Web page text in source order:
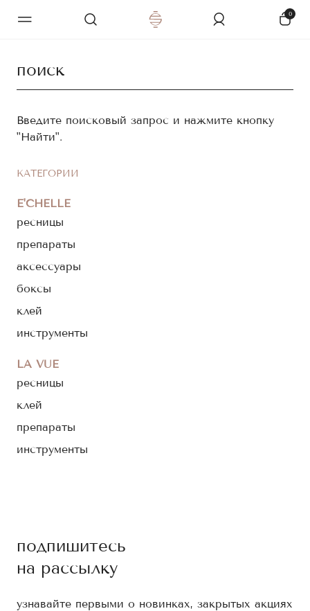
0
Введите поисковый запрос и нажмите кнопку
"Найти".
КАТЕГОРИИ
E'CHELLE
ресницы
препараты
аксессуары
боксы
клей
инструменты
LA VUE
ресницы
клей
препараты
инструменты
подпишитесь
на рассылку
узнавайте первыми о новинках, закрытых акциях